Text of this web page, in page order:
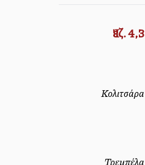
Ἰεζ. 4,3
Κολιτσάρα
Τρεμπέλα